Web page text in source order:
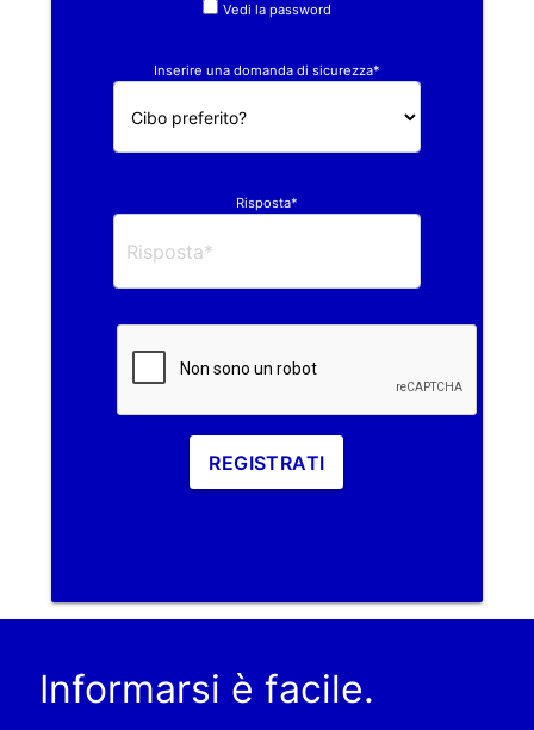
Vedi la password
Inserire una domanda di sicurezza*
Risposta*
REGISTRATI
Informarsi è facile.